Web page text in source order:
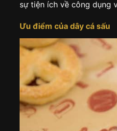
sự tiện ích về công dụng
Ưu điểm của dây cá sấu